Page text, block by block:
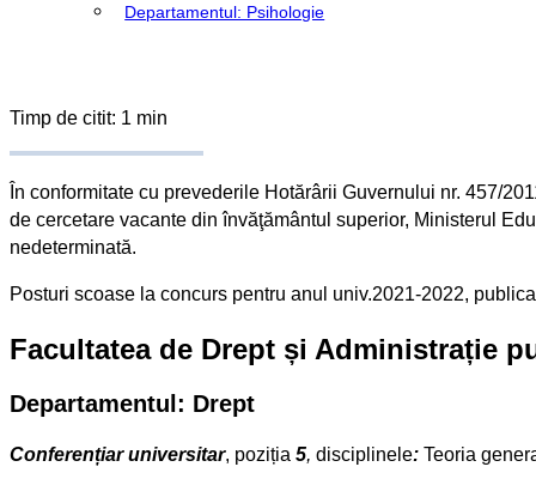
Departamentul: Psihologie
Timp de citit: 1 min
În conformitate cu prevederile Hotărârii Guvernului nr. 457/
de cercetare vacante din învăţământul superior, Ministerul
nedeterminată.
Posturi scoase la concurs pentru anul univ.2021-2022,
Facultatea de Drept și Administrație
Departamentul: Drept
Conferențiar universitar, poziția 5, disciplinele: Teoria